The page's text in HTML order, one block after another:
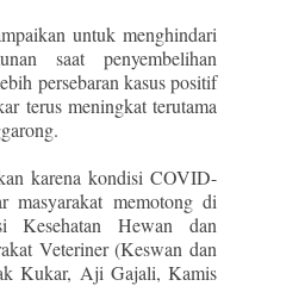
untuk menghindari
saat penyembelihan
persebaran kasus positif
terus meningkat terutama
karena kondisi COVID-
masyarakat memotong di
Hewan dan
Veteriner (Keswan dan
Kukar, Aji Gajali, Kamis